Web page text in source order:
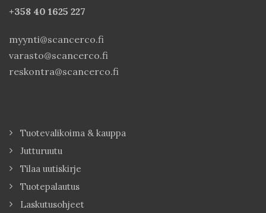
+358 40 1625 227
myynti@scancerco.fi
varasto@scancerco.fi
reskontra@scancerco.fi
Tuotevalikoima & kauppa
Jutturuutu
Tilaa uutiskirje
Tuotepalautus
Laskutusohjeet